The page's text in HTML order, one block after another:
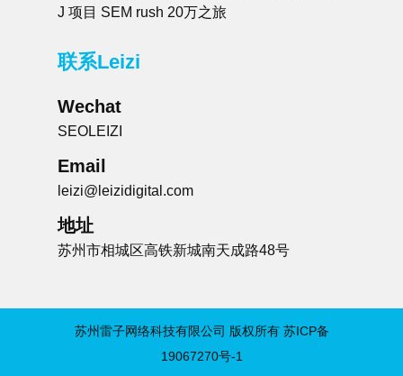
J 项目 SEM rush 20万之旅
联系Leizi
Wechat
SEOLEIZI
Email
leizi@leizidigital.com
地址
苏州市相城区高铁新城南天成路48号
苏州雷子网络科技有限公司 版权所有 苏ICP备
19067270号-1